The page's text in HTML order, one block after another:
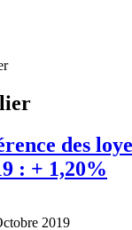
des
: + 1,20%
2019